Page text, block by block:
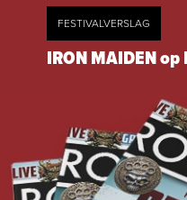
FESTIVALVERSLAG
IRON MAIDEN op